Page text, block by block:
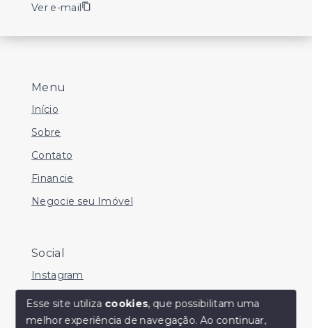
Menu
Início
Sobre
Contato
Financie
Negocie seu Imóvel
Social
Instagram
Facebook
Youtube
Ver e-mail
Esse site utiliza cookies, que possibilitam uma
melhor experiência de navegação.Ao continuar,